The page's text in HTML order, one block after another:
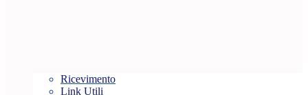
Ricevimento
Link Utili